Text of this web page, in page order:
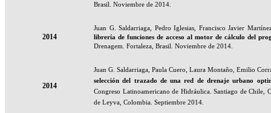
Brasil. Noviembre de 2014.
2014
Juan G. Saldarriaga, Pedro Iglesias, Francisco Javier
librería de funciones de acceso al motor de cálculo del
Drenagem. Fortaleza, Brasil. Noviembre de 2014.
2014
Juan G. Saldarriaga, Paula Cuero, Laura Montaño, Emilio
selección del trazado de una red de drenaje urbano
Congreso Latinoamericano de Hidráulica. Santiago de
de Leyva, Colombia. Septiembre 2014.